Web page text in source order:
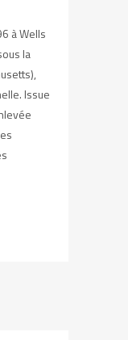
à Wells
la
Issue